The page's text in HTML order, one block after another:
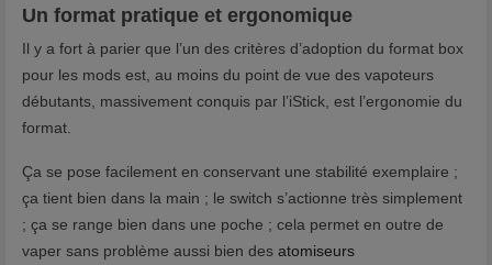
Un format pratique et ergonomique
Il y a fort à parier que l’un des critères d’adoption du format box
pour les mods est, au moins du point de vue des vapoteurs
débutants, massivement conquis par l’iStick, est l’ergonomie du
format.
Ça se pose facilement en conservant une stabilité exemplaire ;
ça tient bien dans la main ; le switch s’actionne très simplement
; ça se range bien dans une poche ; cela permet en outre de
vaper sans problème aussi bien des atomiseurs